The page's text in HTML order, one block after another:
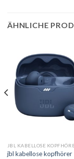
ÄHNLICHE
JBL KABELLOSE
jbl kabellose kopfhörer